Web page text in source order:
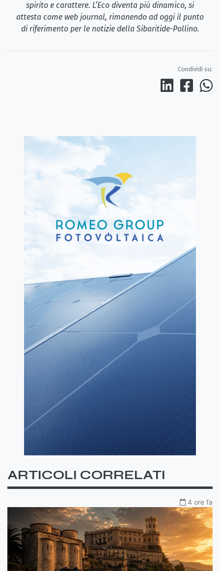
spirito e carattere. L’Eco diventa più dinamico, si
attesta come web journal, rimanendo ad oggi il punto
di riferimento per le notizie della Sibaritide-Pollino.
Condividi su:
ARTICOLI CORRELATI
4 ore fa